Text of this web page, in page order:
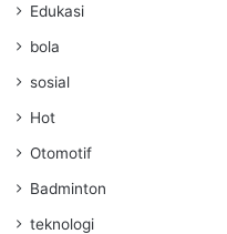
Edukasi
bola
sosial
Hot
Otomotif
Badminton
teknologi